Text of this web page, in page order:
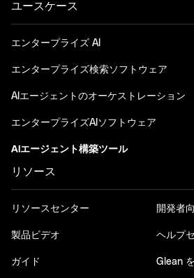
ユースケース
エンタープライズ AI
エンタープライズ検索ソフトウェア
AIエージェントのオーケストレーション
エンタープライズAIソフトウェア
AIエージェント構築ツール
リソース
リソースセンター
製品ビデオ
ガイド
開発者
ヘルプ
Glean